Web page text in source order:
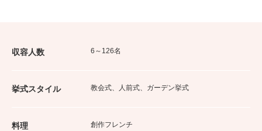
収容人数 6～126名
挙式スタイル 教会式、人前式、ガーデン挙式
料理 創作フレンチ